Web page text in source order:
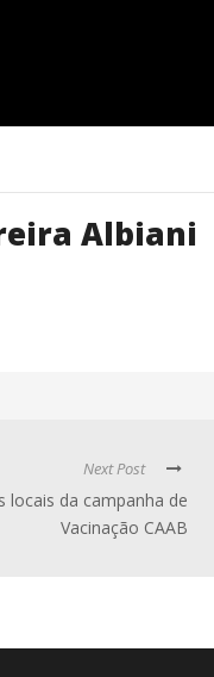
Albiani
Next Post
locais da campanha de
Vacinação CAAB